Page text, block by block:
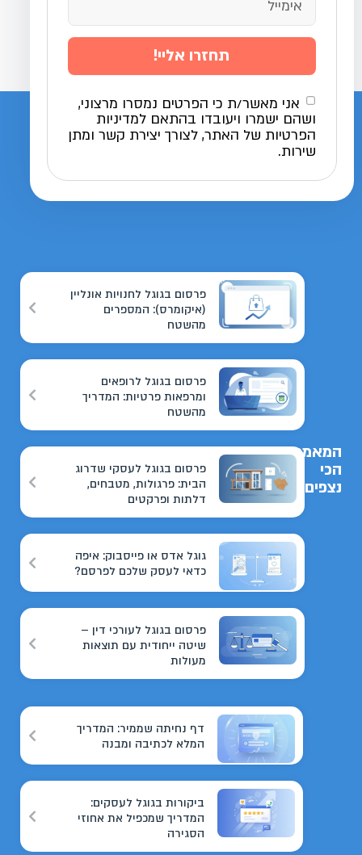
אני מאשר/ת כי הפרטים נמסרו מרצוני,
ושהם ישמרו ויעובדו בהתאם למדיניות
הפרטיות של האתר, לצורך יצירת קשר ומתן
שירות.
תחזרו אליי!
המאמרים
הכי
נצפים
פרסום בגוגל לחנויות אונליין
(איקומרס): המספרים
מהשטח
פרסום בגוגל לרופאים
ומרפאות פרטיות: המדריך
מהשטח
פרסום בגוגל לעסקי שדרוג
הבית: פרגולות, מטבחים,
דלתות ופרקטים
גוגל אדס או פייסבוק: איפה
כדאי לעסק שלכם לפרסם?
פרסום בגוגל לעורכי דין –
שיטה ייחודית עם תוצאות
מעולות
דף נחיתה שממיר: המדריך
המלא לכתיבה ומבנה
ביקורות בגוגל לעסקים:
המדריך שמכפיל את אחוזי
הסגירה